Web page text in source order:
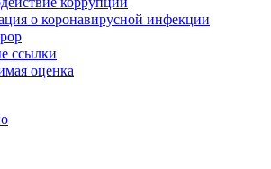
о коронавирусной инфекции
ссылки
оценка